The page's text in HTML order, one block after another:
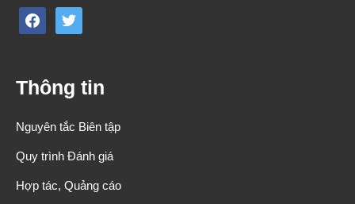
facebooktwitter
Thông tin
Nguyên tắc Biên tập
Quy trình Đánh giá
Hợp tác, Quảng cáo